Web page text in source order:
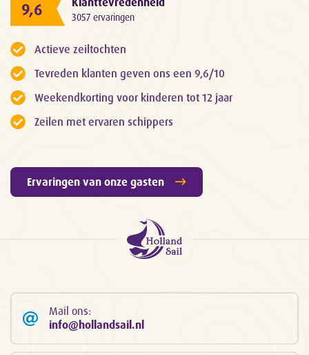
9,6 3057 ervaringen
Actieve zeiltochten
Tevreden klanten geven ons een 9,6/10
Weekendkorting voor kinderen tot 12 jaar
Zeilen met ervaren schippers
Ervaringen van onze gasten
Mail ons:
info@hollandsail.nl